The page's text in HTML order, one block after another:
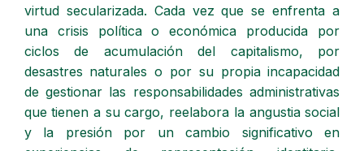
virtud secularizada. Cada vez que se enfrenta a
una crisis política o económica producida por
ciclos de acumulación del capitalismo, por
desastres naturales o por su propia incapacidad
de gestionar las responsabilidades administrativas
que tienen a su cargo, reelabora la angustia social
y la presión por un cambio significativo en